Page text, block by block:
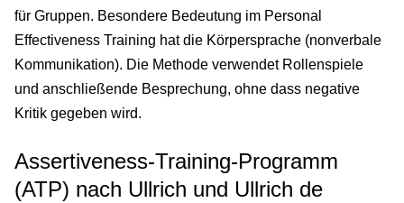
für Gruppen. Besondere Bedeutung im Personal
Effectiveness Training hat die Körpersprache (nonverbale
Kommunikation). Die Methode verwendet Rollenspiele
und anschließende Besprechung, ohne dass negative
Kritik gegeben wird.
Assertiveness-Training-Programm
(ATP) nach Ullrich und Ullrich de